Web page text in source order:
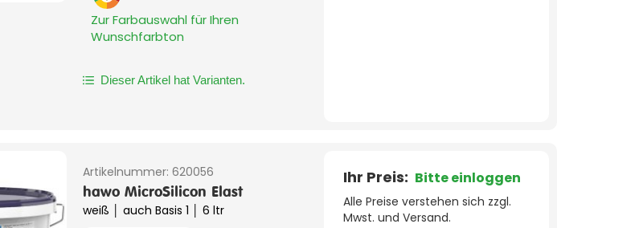
Zur Farbauswahl für Ihren
Wunschfarbton
Dieser Artikel hat Varianten.
Artikelnummer: 620056
hawo MicroSilicon Elast
weiß │ auch Basis 1 │ 6 ltr
Ihr Preis: Bitte einloggen
Alle Preise verstehen sich zzgl.
Mwst. und Versand.